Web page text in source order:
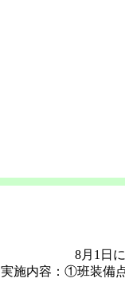
8月1日
実施内容：①班装備